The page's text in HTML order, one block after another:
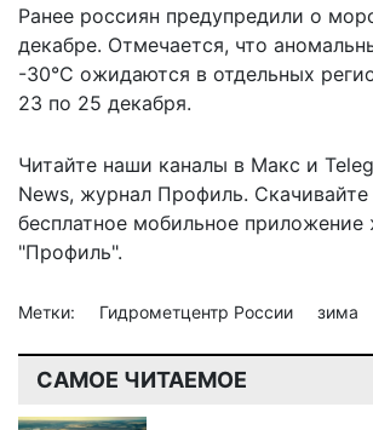
Ранее россиян предупредили о
декабре. Отмечается, что
-30°С ожидаются в отдельных
23 по 25 декабря.
Читайте наши каналы в Макс и
News, журнал Профиль.
бесплатное мобильное приложение
"Профиль".
Метки: Гидрометцентр России зима
САМОЕ ЧИТАЕМОЕ